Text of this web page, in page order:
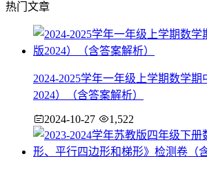
热门文章
2024-2025学年一年级上学期数学
2024）（含答案解析）
2024-10-27 1,522